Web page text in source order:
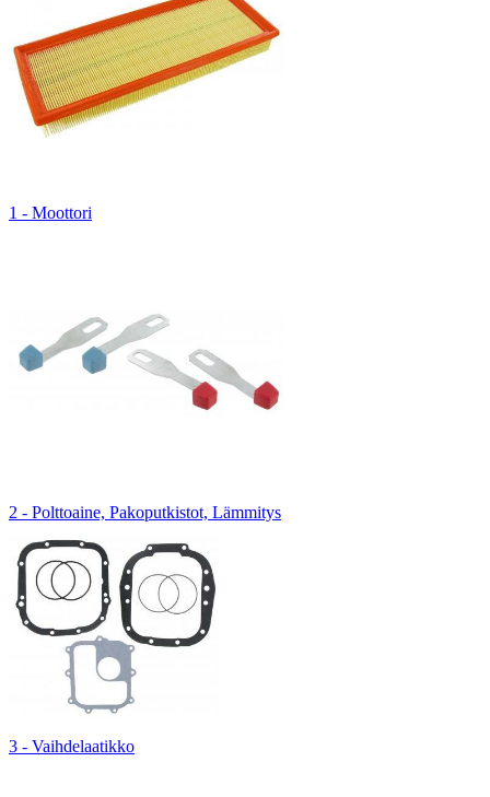
1 - Moottori
2 - Polttoaine, Pakoputkistot, Lämmitys
3 - Vaihdelaatikko